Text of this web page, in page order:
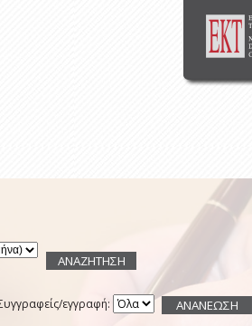
εγγραφή: